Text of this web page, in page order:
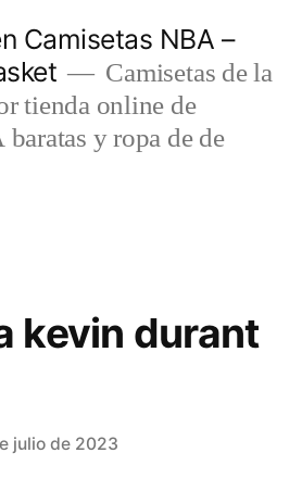
Camisetas NBA –
Camisetas de la
tienda online de
y ropa de de
kevin durant
julio de 2023